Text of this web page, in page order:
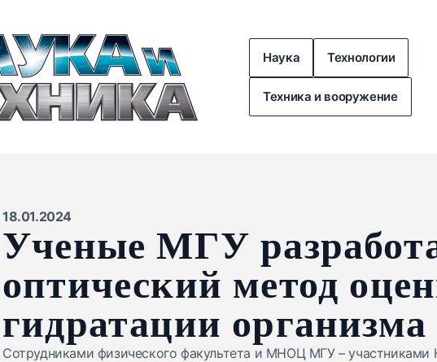
Наука Технологии
Техника и вооружение
18.01.2024
Ученые МГУ
оптический метод
гидратации организма
Сотрудниками физического факультета и МНОЦ МГУ – участниками